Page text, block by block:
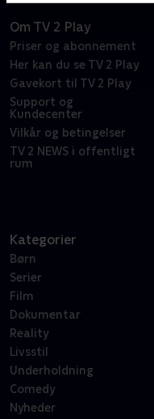
Om TV 2 Play
Priser og abonnement
Her kan du se TV 2 Play
Gavekort til TV 2 Play
Support og
Kundecenter
Vilkår og betingelser
TV 2 NEWS i offentligt
rum
Kategorier
Børn
Serier
Film
Dokumentar
Reality
Livsstil
Underholdning
Comedy
Nyheder